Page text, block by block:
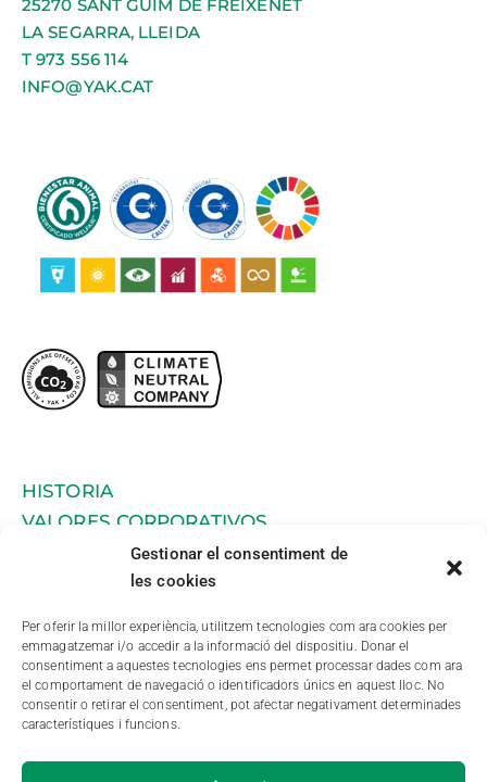
Gestionar el consentiment de
les cookies
Per oferir la millor experiència, utilitzem tecnologies com ara cookies per
emmagatzemar i/o accedir a la informació del dispositiu. Donar el
consentiment a aquestes tecnologies ens permet processar dades com ara
el comportament de navegació o identificadors únics en aquest lloc. No
consentir o retirar el consentiment, pot afectar negativament determinades
característiques i funcions.
25270 SANT GUIM DE FREIXENET
LA SEGARRA, LLEIDA
T 973 556 114
INFO@YAK.CAT
HISTORIA
VALORES CORPORATIVOS
SOSTENIBILIDAD
INTEGRADOS
PRODUCCIÓN PORCINA
FABRICACIÓN DE PIENSO
COMPRA VENTA DE CEREALES
___
NOTÍCIAS